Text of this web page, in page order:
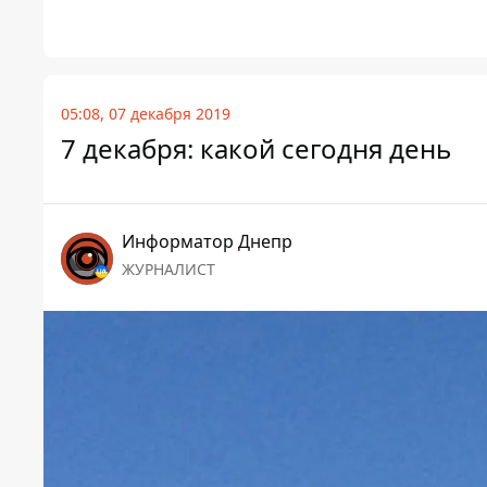
05:08, 07 декабря 2019
7 декабря: какой сегодня день
Информатор Днепр
ЖУРНАЛИСТ